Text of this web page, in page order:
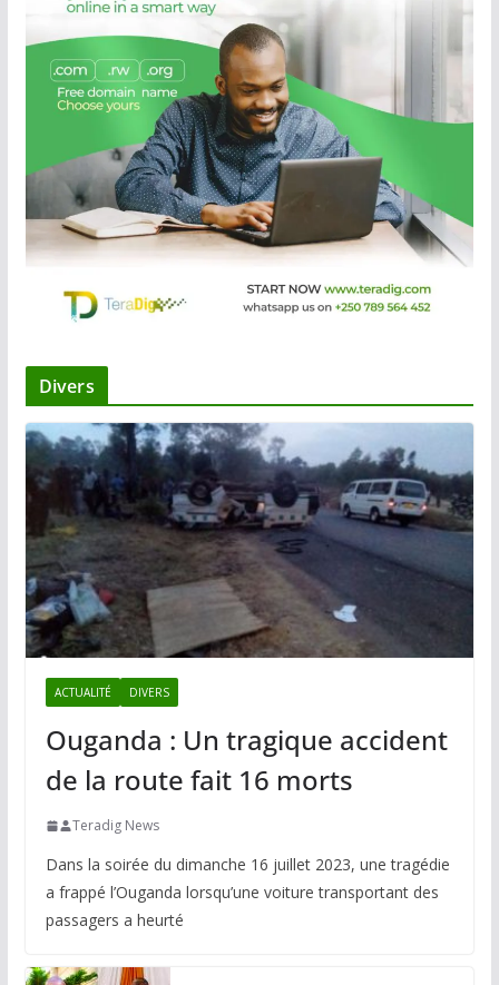
Divers
ACTUALITÉ DIVERS
Ouganda : Un tragique accident
de la route fait 16 morts
Teradig News
Dans la soirée du dimanche 16 juillet 2023, une tragédie
a frappé l’Ouganda lorsqu’une voiture transportant des
passagers a heurté